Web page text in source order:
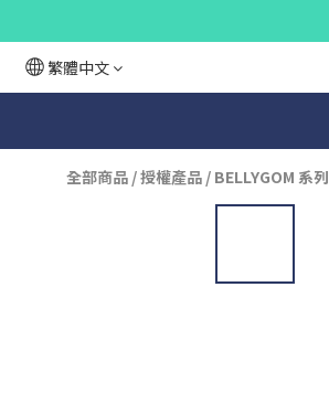
繁體中文
全部商品 /授權產品 / BELLYGOM 系列